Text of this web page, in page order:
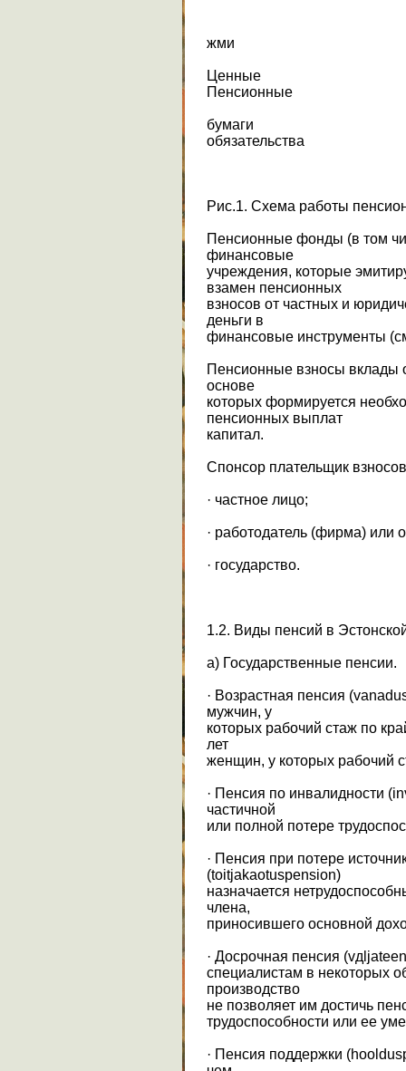
жми
Ценные
Пенсионные
бумаги
обязательства
Рис.1. Схема работы
Пенсионные фонды (в том
финансовые
учреждения, которые
взамен пенсионных
взносов от частных и
деньги в
финансовые инструменты
Пенсионные взносы вклады
основе
которых формируется
пенсионных выплат
капитал.
Спонсор плательщик
· частное лицо;
· работодатель (фирма) или
· государство.
1.2. Виды пенсий в
а) Государственные пенсии.
· Возрастная пенсия
мужчин, у
которых рабочий стаж по
лет
женщин, у которых рабочий
· Пенсия по инвалидности
частичной
или полной потере
· Пенсия при потере
(toitjakaotuspension)
назначается
члена,
приносившего основной
· Досрочная пенсия
специалистам в некоторых
производство
не позволяет им достичь
трудоспособности или ее
· Пенсия поддержки